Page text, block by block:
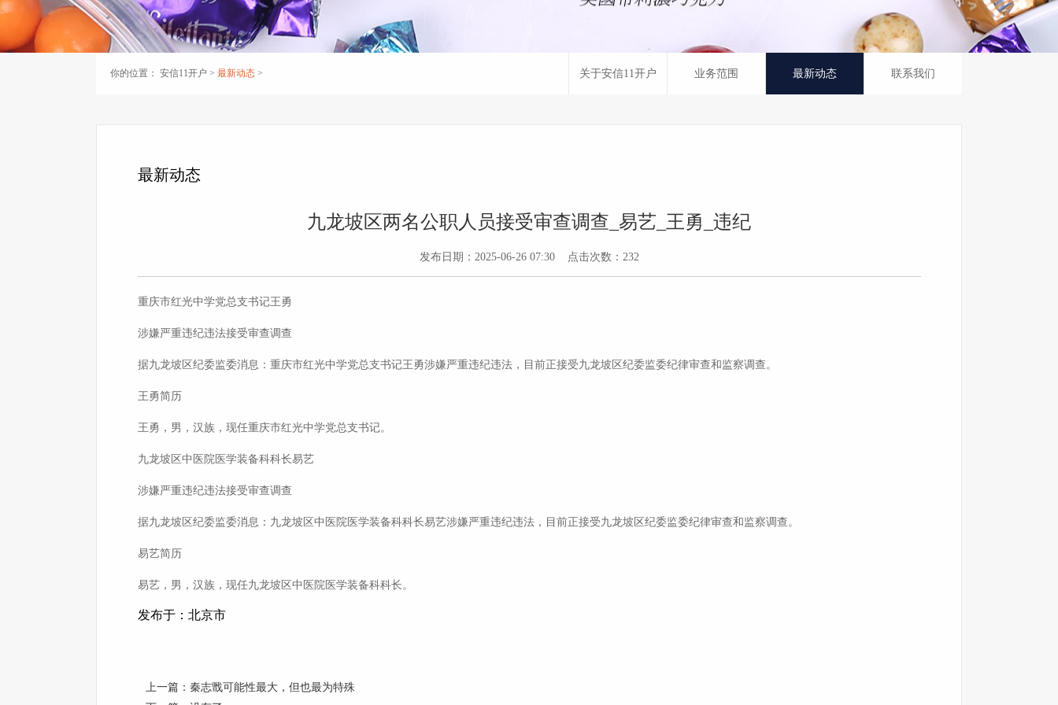
你的位置： 安信11开户 > 最新动态 > 关于安信11开户 业务范围 最新动态 联系我们
最新动态
九龙坡区两名公职人员接受审查调查_易艺_王勇_违纪
发布日期：2025-06-26 07:30 点击次数：232
重庆市红光中学党总支书记王勇
涉嫌严重违纪违法接受审查调查
据九龙坡区纪委监委消息：重庆市红光中学党总支书记王勇涉嫌严重违纪违法，目前正接受九龙坡区纪委监委纪律审查和监察调查。
王勇简历
王勇，男，汉族，现任重庆市红光中学党总支书记。
九龙坡区中医院医学装备科科长易艺
涉嫌严重违纪违法接受审查调查
据九龙坡区纪委监委消息：九龙坡区中医院医学装备科科长易艺涉嫌严重违纪违法，目前正接受九龙坡区纪委监委纪律审查和监察调查。
易艺简历
易艺，男，汉族，现任九龙坡区中医院医学装备科科长。
发布于：北京市
上一篇： 秦志戬可能性最大，但也最为特殊